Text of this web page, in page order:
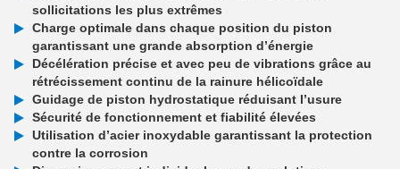
sollicitations les plus extrêmes
Charge optimale dans chaque position du piston
garantissant une grande absorption d’énergie
Décélération précise et avec peu de vibrations grâce au
rétrécissement continu de la rainure hélicoïdale
Guidage de piston hydrostatique réduisant l’usure
Sécurité de fonctionnement et fiabilité élevées
Utilisation d’acier inoxydable garantissant la protection
contre la corrosion